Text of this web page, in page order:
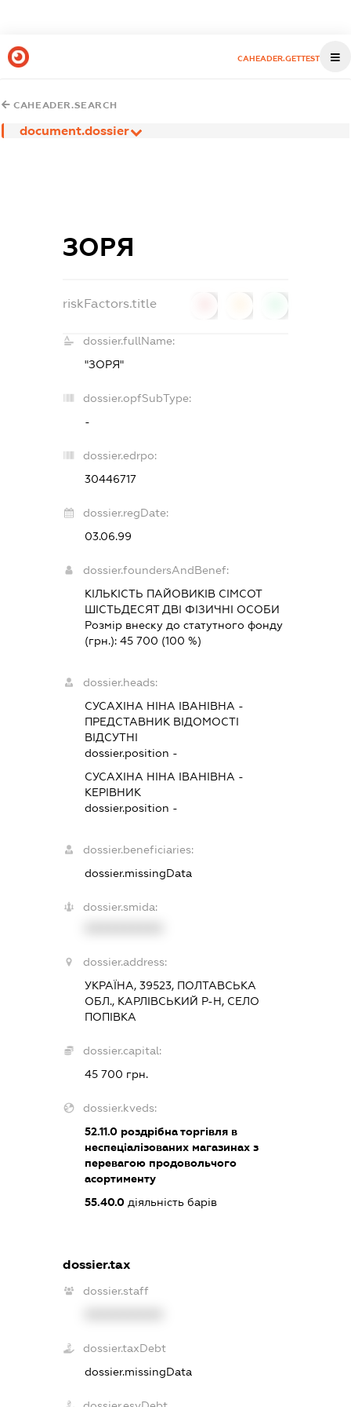
CAHEADER.GETTEST
CAHEADER.SEARCH
document.dossier
ЗОРЯ
riskFactors.title
dossier.fullName:
"ЗОРЯ"
dossier.opfSubType:
-
dossier.edrpo:
30446717
dossier.regDate:
03.06.99
dossier.foundersAndBenef:
КІЛЬКІСТЬ ПАЙОВИКІВ СІМСОТ
ШІСТЬДЕСЯТ ДВІ ФІЗИЧНІ ОСОБИ
Розмір внеску до статутного фонду
(грн.): 45 700 (100 %)
dossier.heads:
СУСАХІНА НІНА ІВАНІВНА -
ПРЕДСТАВНИК ВІДОМОСТІ
ВІДСУТНІ
dossier.position -
СУСАХІНА НІНА ІВАНІВНА -
КЕРІВНИК
dossier.position -
dossier.beneficiaries:
dossier.missingData
dossier.smida:
dossier.address:
УКРАЇНА, 39523, ПОЛТАВСЬКА
ОБЛ., КАРЛІВСЬКИЙ Р-Н, СЕЛО
ПОПІВКА
dossier.capital:
45 700 грн.
dossier.kveds:
52.11.0роздрібна торгівля в
неспеціалізованих магазинах з
перевагою продовольчого
асортименту
55.40.0діяльність барів
dossier.tax
dossier.staff
dossier.taxDebt
dossier.missingData